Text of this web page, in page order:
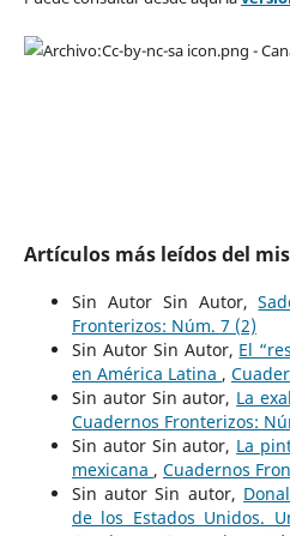
Artículos más leídos del
Sin Autor Sin Autor,
Fronterizos: Núm. 7 (2)
Sin Autor Sin Autor, El
en América Latina ,
Sin autor Sin autor, La
Cuadernos Fronterizos:
Sin autor Sin autor, La
mexicana , Cuadernos
Sin autor Sin autor,
de los Estados Unidos.